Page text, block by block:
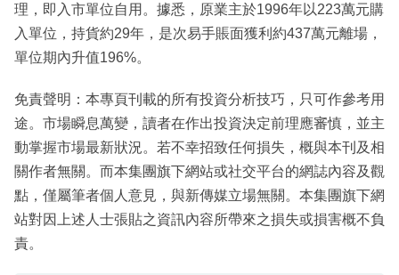
理，即入市單位自用。據悉，原業主於1996年以223萬元購
入單位，持貨約29年，是次易手賬面獲利約437萬元離場，
單位期內升值196%。
免責聲明：本專頁刊載的所有投資分析技巧，只可作參考用
途。市場瞬息萬變，讀者在作出投資決定前理應審慎，並主
動掌握市場最新狀況。若不幸招致任何損失，概與本刊及相
關作者無關。而本集團旗下網站或社交平台的網誌內容及觀
點，僅屬筆者個人意見，與新傳媒立場無關。本集團旗下網
站對因上述人士張貼之資訊內容所帶來之損失或損害概不負
責。